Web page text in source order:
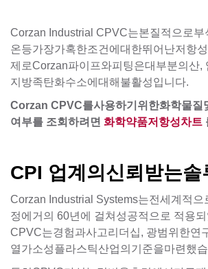
Corzan Industrial CPVC는본질적으로부
온등가장가혹한조건에대한뛰어난저항
제로Corzan파이프와피팅은대부분의산,
지방족탄화수소에대해불활성입니다.
Corzan CPVC를사용하기위한화학물질
여부를 조회하려면화학약품저항성차트
CPI 업계의신뢰받는솔
Corzan Industrial Systems는전세계적으
정에거의 60년에 걸쳐성공적으로 적용
CPVC는경험과사고리더십, 광범위한연
열가소성플라스틱산업의기준을마련했